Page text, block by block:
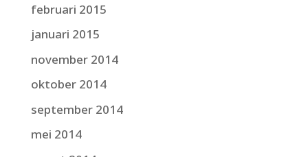
februari 2015
januari 2015
november 2014
oktober 2014
september 2014
mei 2014